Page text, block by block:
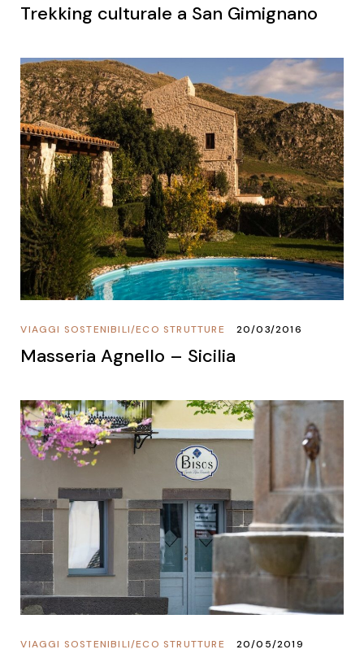
Trekking culturale a San Gimignano
ECO STRUTTURE
/
VIAGGI SOSTENIBILI 20/03/2016
Masseria Agnello – Sicilia
ECO STRUTTURE
/
VIAGGI SOSTENIBILI 20/05/2019